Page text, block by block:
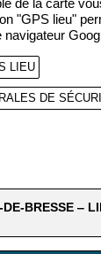
de la carte
"GPS lieu"
navigateur
LIEU
DE
BRESSE ‒